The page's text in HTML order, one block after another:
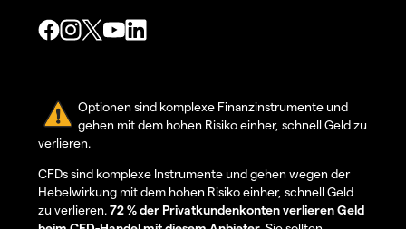
Optionen sind komplexe Finanzinstrumente und
gehen mit dem hohen Risiko einher, schnell Geld zu
verlieren.
CFDs sind komplexe Instrumente und gehen wegen der
Hebelwirkung mit dem hohen Risiko einher, schnell Geld
zu verlieren.72 % der Privatkundenkonten verlieren Geld